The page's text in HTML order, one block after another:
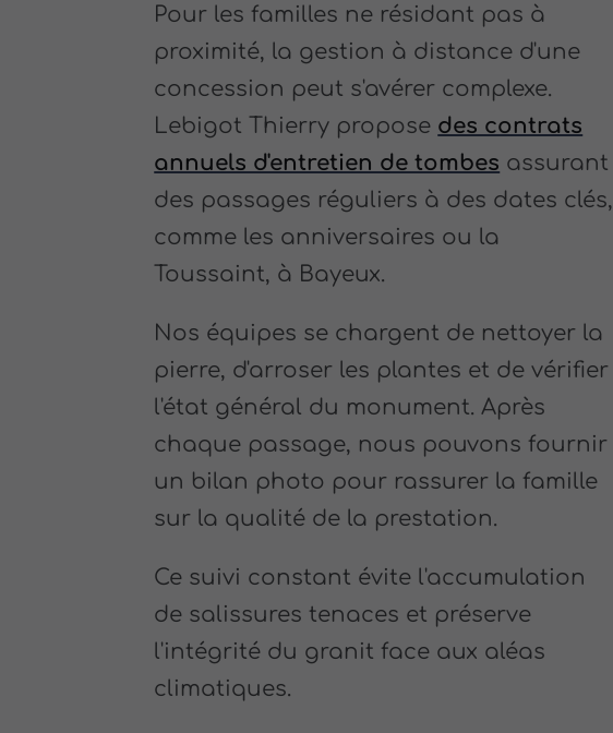
Pour les familles ne résidant pas à
proximité, la gestion à distance d'une
concession peut s'avérer complexe.
Lebigot Thierry propose des contrats
annuels d'entretien de tombes assurant
des passages réguliers à des dates clés,
comme les anniversaires ou la
Toussaint, à Bayeux.
Nos équipes se chargent de nettoyer la
pierre, d'arroser les plantes et de vérifier
l'état général du monument. Après
chaque passage, nous pouvons fournir
un bilan photo pour rassurer la famille
sur la qualité de la prestation.
Ce suivi constant évite l'accumulation
de salissures tenaces et préserve
l'intégrité du granit face aux aléas
climatiques.